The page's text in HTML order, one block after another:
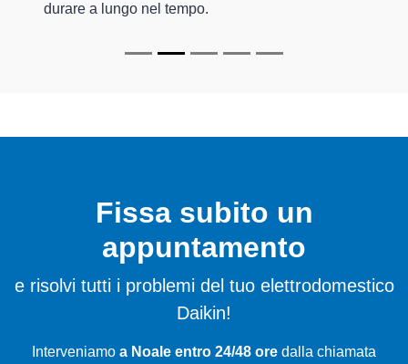
durare a lungo nel tempo.
Fissa subito un
appuntamento
e risolvi tutti i problemi del tuo elettrodomestico
Daikin!
Interveniamo a Noale entro 24/48 ore dalla chiamata